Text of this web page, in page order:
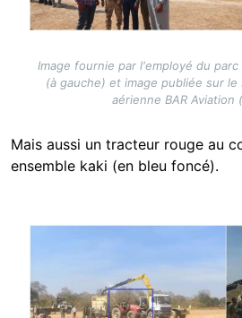
Image fournie par l'employé du parc
(à gauche) et image publiée sur le
aérienne BAR Aviation
Mais aussi un tracteur rouge au
ensemble kaki (en bleu foncé).